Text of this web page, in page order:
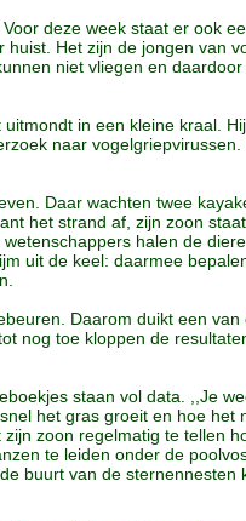
deze week staat er ook
Het zijn de jongen van
niet vliegen en
in een kleine kraal.
naar
Daar wachten twee
het strand af, zijn zoon
halen de
uit de keel: daarmee
Daarom duikt een
nog toe kloppen de
staan vol data. ,,Je
het gras groeit en hoe het
zoon regelmatig te tellen
te leiden onder de
buurt van de sternennesten